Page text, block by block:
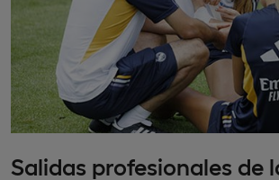
Salidas profesionales de